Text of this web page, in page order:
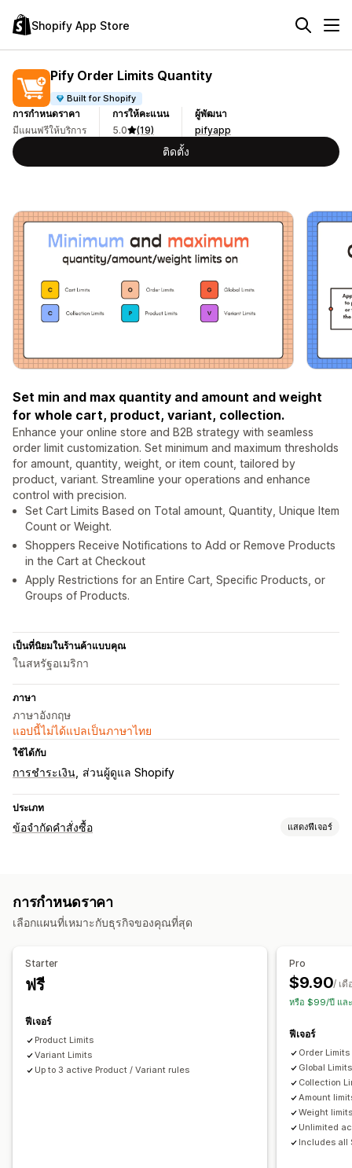
Shopify App Store
Pify Order Limits Quantity
Built for Shopify
การกำหนดราคา
มีแผนฟรีให้บริการ
การให้คะแนน
5.0
(19)
ผู้พัฒนา
pifyapp
ติดตั้ง
Set min and max quantity and amount and weight
for whole cart, product, variant, collection.
Enhance your online store and B2B strategy with seamless
order limit customization. Set minimum and maximum thresholds
for amount, quantity, weight, or item count, tailored by
product, variant. Streamline your operations and enhance
control with precision.
Set Cart Limits Based on Total amount, Quantity, Unique Item
Count or Weight.
Shoppers Receive Notifications to Add or Remove Products
in the Cart at Checkout
Apply Restrictions for an Entire Cart, Specific Products, or
Groups of Products.
เป็นที่นิยมในร้านค้าแบบคุณ
ในสหรัฐอเมริกา
ภาษา
ภาษาอังกฤษ
แอปนี้ไม่ได้แปลเป็นภาษาไทย
ใช้ได้กับ
การชำระเงิน ส่วนผู้ดูแล Shopify
ประเภท
ข้อจำกัดคำสั่งซื้อ แสดงฟีเจอร์
ตามราคา เฉพาะสินค้า
การตั้งค่าการแจ้งเตือน
การแจ้งเตือนหน้าสินค้า
การกำหนดราคา
เลือกแผนที่เหมาะกับธุรกิจของคุณที่สุด
Starter
ฟรี
ฟีเจอร์
Product Limits
Variant Limits
Up to 3 active Product / Variant rules
Pro
$9.90/ เดื
หรือ $99/ปี แล
ฟีเจอร์
Order Limits
Global Limits
Collection
Amount
Weight
Unlimited
Includes all